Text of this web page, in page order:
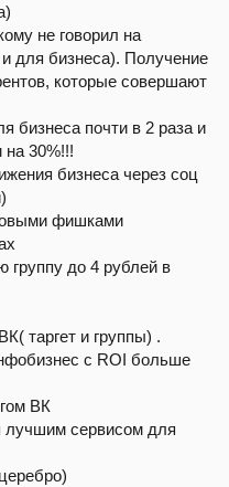
не говорил на
для бизнеса). Получение
которые совершают
бизнеса почти в 2 раза и
на 30%!!!
бизнеса через соц
фишками
группу до 4 рублей в
таргет и группы) .
с ROI больше
ВК
лучшим сервисом для